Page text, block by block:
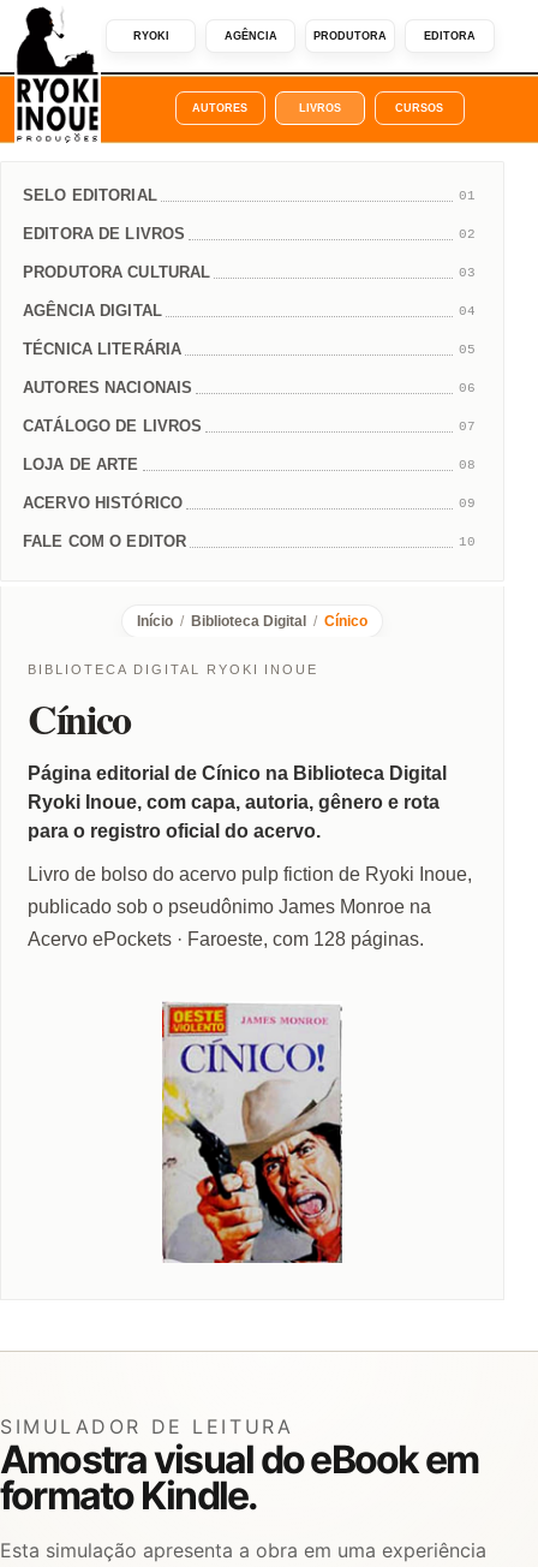
RYOKI AGÊNCIA PRODUTORA EDITORA
AUTORES LIVROS CURSOS
SELO EDITORIAL 01
EDITORA DE LIVROS 02
PRODUTORA CULTURAL 03
AGÊNCIA DIGITAL 04
TÉCNICA LITERÁRIA 05
AUTORES NACIONAIS 06
CATÁLOGO DE LIVROS 07
LOJA DE ARTE 08
ACERVO HISTÓRICO 09
FALE COM O EDITOR 10
Início / Biblioteca Digital / Cínico
BIBLIOTECA DIGITAL RYOKI INOUE
Cínico
Página editorial de Cínico na Biblioteca Digital
Ryoki Inoue, com capa, autoria, gênero e rota
para o registro oficial do acervo.
Livro de bolso do acervo pulp fiction de Ryoki Inoue,
publicado sob o pseudônimo James Monroe na
Acervo ePockets · Faroeste, com 128 páginas.
SIMULADOR DE LEITURA
Amostra visual do eBook em
formato Kindle.
Esta simulação apresenta a obra em uma experiência